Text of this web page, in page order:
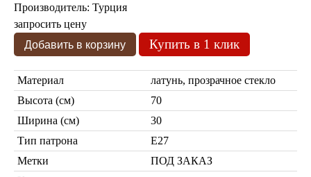
Марокканские светильники
Бра из мозаики
Бра со стеклом
Настольные лампы
Марокканские Мозаичные
Производитель: Турция
запросить цену
Купить в 1 клик
Материал
латунь, прозрачное стекло
Высота (см)
70
Ширина (см)
30
Тип патрона
Е27
Метки
ПОД ЗАКАЗ